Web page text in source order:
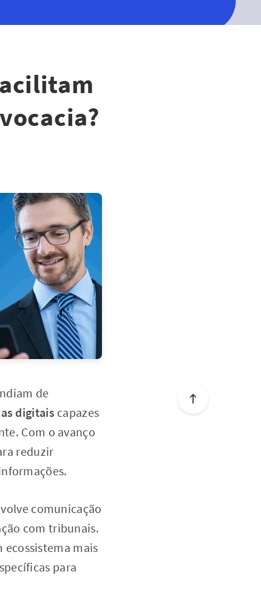
de
digitais capazes
Com o avanço
reduzir
comunicação
com tribunais.
ecossistema mais
para